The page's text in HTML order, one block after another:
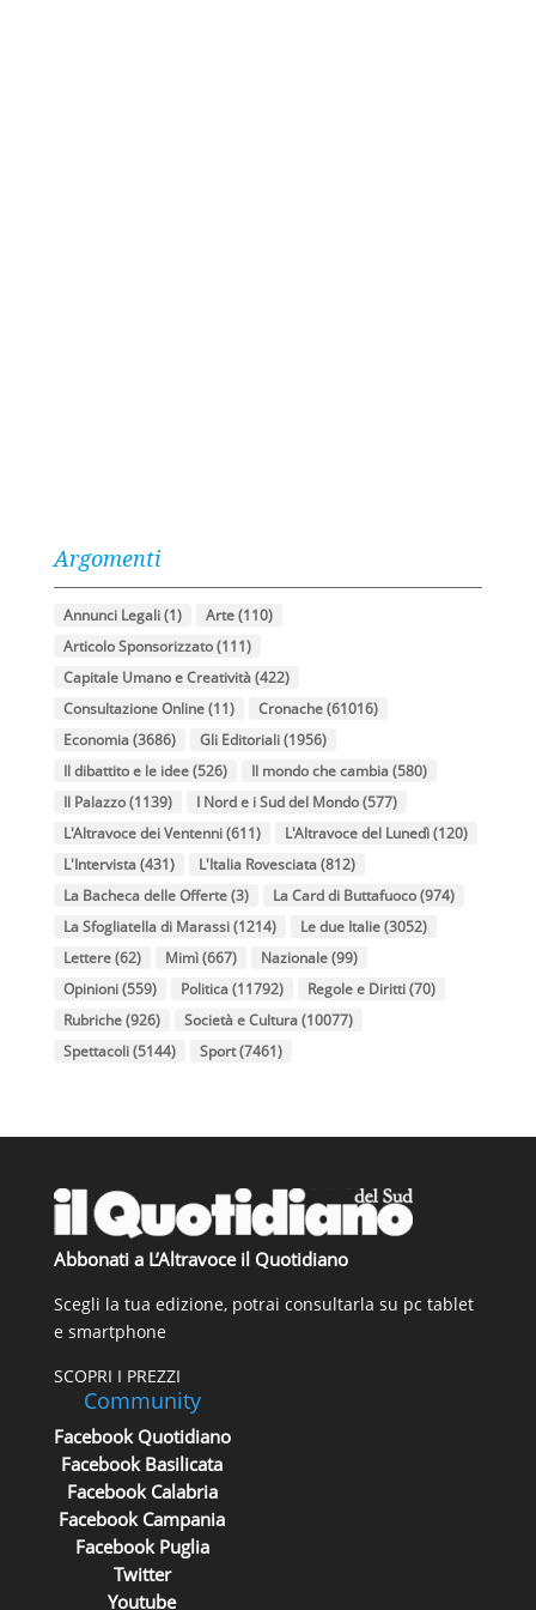
Argomenti
Annunci Legali(1) Arte(110)
Articolo Sponsorizzato(111)
Capitale Umano e Creatività(422)
Consultazione Online(11) Cronache(61016)
Economia(3686) Gli Editoriali(1956)
Il dibattito e le idee(526) Il mondo che cambia(580)
Il Palazzo(1139) I Nord e i Sud del Mondo(577)
L'Altravoce dei Ventenni(611) L'Altravoce del Lunedì(120)
L'Intervista(431) L'Italia Rovesciata(812)
La Bacheca delle Offerte(3) La Card di Buttafuoco(974)
La Sfogliatella di Marassi(1214) Le due Italie(3052)
Lettere(62) Mimì(667) Nazionale(99)
Opinioni(559) Politica(11792) Regole e Diritti(70)
Rubriche(926) Società e Cultura(10077)
Spettacoli(5144) Sport(7461)
Abbonati a L’Altravoce il Quotidiano
Scegli la tua edizione, potrai consultarla su pc tablet
e smartphone
SCOPRI I PREZZI
Community
Facebook Quotidiano
Facebook Basilicata
Facebook Calabria
Facebook Campania
Facebook Puglia
Twitter
Youtube